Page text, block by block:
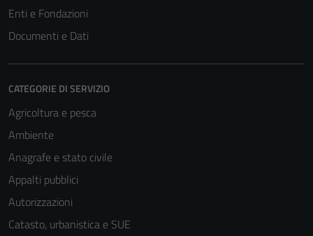
Enti e Fondazioni
Documenti e Dati
CATEGORIE DI SERVIZIO
Agricoltura e pesca
Ambiente
Anagrafe e stato civile
Appalti pubblici
Autorizzazioni
Catasto, urbanistica e SUE